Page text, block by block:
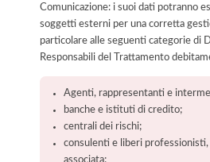
Comunicazione: i suoi dati potranno
soggetti esterni per una corretta
particolare alle seguenti categorie di
Responsabili del Trattamento
Agenti, rappresentanti e
banche e istituti di credito;
centrali dei rischi;
consulenti e liberi professionisti,
associata;